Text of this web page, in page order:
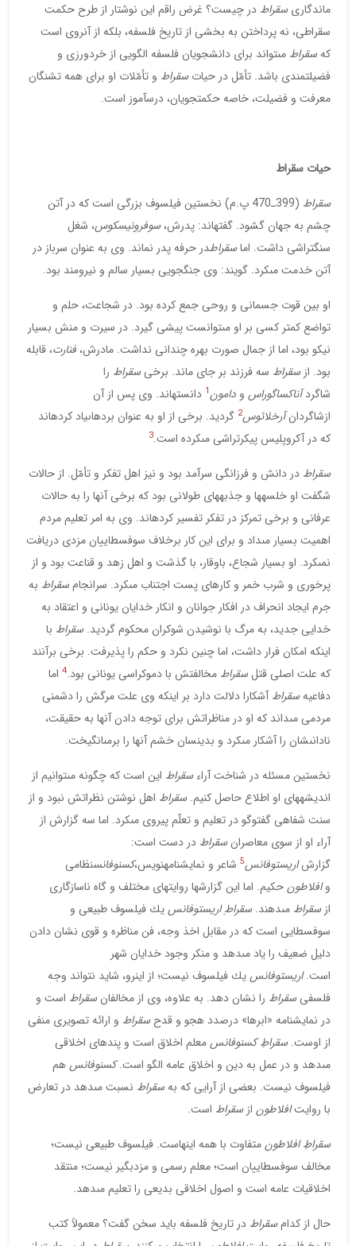
ماندگارى سقراط در چيست؟ غرض راقم اين نوشتار از طرح حكمت
سقراطى، نه پرداختن به بخشى از تاريخ فلسفه، بلكه از آن‏روى است
كهسقراط مى‏تواند براى دانشجويان فلسفه الگويى از خردورزى و
فضيلت‏مندى باشد. تأمّل در حيات سقراط و تأمّلات او براى همه تشنگان
معرفت و فضيلت، خاصه حكمت‏جويان، درس‏آموز است.
حيات سقراط
سقراط
(399ـ470 پ.م) نخستين فيلسوف بزرگى است كه در آتن
چشم به جهان گشود. گفته‏اند: پدرش، سوفرونيسكوس، شغل
سنگ‏تراشى داشت. اماسقراطدر حرفه پدر نماند. وى به عنوان سرباز در
آتن خدمت مى‏كرد. گويند: وى جنگجويى بسيار سالم و نيرومند بود.
او بين قوت جسمانى و روحى جمع كرده بود. در شجاعت، حلم و
تواضع كمتر كسى بر او مى‏توانست پيشى گيرد. در سيرت و منش بسيار
نيكو بود، اما از جمال صورت بهره چندانى نداشت. مادرش، فنارت، قابله
بود. از سقراط سه فرزند بر جاى ماند. برخىسقراط را
شاگردآناكساگوراس و دامون1 دانسته‏اند. وى پس از آن
ازشاگردانآرخلائوس2 گرديد. برخى از او به عنوان برده‏اىياد كرده‏اند
كه در آكروپليس پيكرتراشى مى‏كرده است.3
سقراط در دانش و فرزانگى سرآمد بود و نيز اهل تفكر و تأمّل. از حالات
شگفت او خلسه‏ها و جذبه‏هاى طولانى بود كه برخى آنها را به حالات
عرفانى و برخى تمركز در تفكر تفسير كرده‏اند. وى به امر تعليم مردم
اهميت بسيار مى‏داد و براى اين كار برخلاف سوفسطاييان مزدى دريافت
نمى‏كرد. او بسيار شجاع، باوقار، با گذشت و اهل زهد و قناعت بود و از
پرخورى و شرب خمر و كارهاى پست اجتناب مى‏كرد. سرانجامسقراط به
جرم ايجاد انحراف در افكار جوانان و انكار خدايان يونانى و اعتقاد به
خدايى جديد، به مرگ با نوشيدن شوكران محكوم گرديد. سقراط با
اينكه امكان فرار داشت، اما چنين نكرد و حكم را پذيرفت. برخى برآنند
كه علت اصلى قتلسقراط مخالفتش با دموكراسى يونانى بود.4 اما
دفاعيهسقراطآشكارا دلالت دارد بر اينكه وى علت مرگش را دشمنى
مردمى مى‏داند كه او در مناظراتش براى توجه دادن آنها به حقيقت،
نادانى‏شان را آشكار مى‏كرد و بدين‏سان خشم آنها را برمى‏انگيخت.
نخستين مسئله در شناخت آراء سقراط اين است كه چگونه مى‏توانيم از
انديشه‏هاى او اطلاع حاصل كنيم. سقراط اهل نوشتن نظراتش نبود و از
سنت شفاهى گفت‏وگو در تعليم و تعلّم پيروى مى‏كرد. اما سه گزارش از
آراء او از سوى معاصرانسقراط در دست است:
گزارشاريستوفانس5 شاعر و نمايش‏نامه‏نويس،كسنوفانسنظامى
وافلاطونحكيم. اما اين گزارش‏ها روايت‏هاى مختلف و گاه ناسازگارى
از سقراط مى‏دهند. سقراطِاريستوفانسيك فيلسوف طبيعى و
سوفسطايى است كه در مقابل اخذ وجه، فن مناظره و قوى نشان دادن
دليل ضعيف را ياد مى‏دهد و منكر وجود خدايان شهر
است.اريستوفانسيك فيلسوف نيست؛ از اين‏رو، شايد نتواند وجه
فلسفىسقراط را نشان دهد. به علاوه، وى از مخالفانسقراط است و
در نمايش‏نامه «ابرها» درصدد هجو و قدحسقراط و ارائه تصويرى منفى
از اوست. سقراطِ كسنوفانسمعلم اخلاق است و پندهاى اخلاقى
مى‏دهد و در عمل به دين و اخلاق عامه الگو است.كسنوفانسهم
فيلسوف نيست. بعضى از آرايى كه بهسقراط نسبت مى‏دهد در تعارض
با روايتافلاطون از سقراط است.
سقراطِ افلاطونمتفاوت با همه اين‏هاست. فيلسوف طبيعى نيست؛
مخالف سوفسطاييان است؛ معلم رسمى و مزدبگير نيست؛ منتقد
اخلاقيات عامه است و اصول اخلاقى بديعى را تعليم مى‏دهد.
حال از كدامسقراط در تاريخ فلسفه بايد سخن گفت؟ معمولاً كتب